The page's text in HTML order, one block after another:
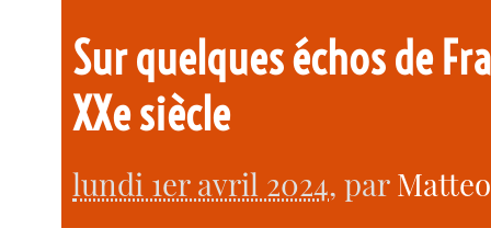
Sur quelques échos de
XXe siècle
lundi 1er avril 2024, par